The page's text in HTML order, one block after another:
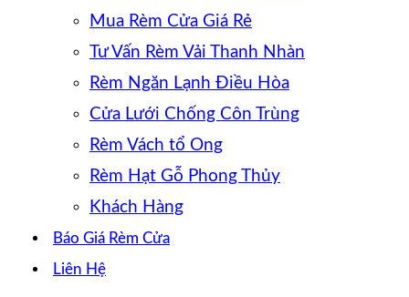
Mua Rèm Cửa Giá Rẻ
Tư Vấn Rèm Vải Thanh Nhàn
Rèm Ngăn Lạnh Điều Hòa
Cửa Lưới Chống Côn Trùng
Rèm Vách tổ Ong
Rèm Hạt Gỗ Phong Thủy
Khách Hàng
Báo Giá Rèm Cửa
Liên Hệ